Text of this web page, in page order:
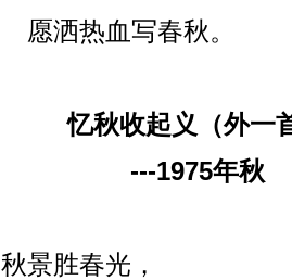
愿洒热血写春秋。
忆秋收起义（外一
---1975年秋
秋景胜春光，